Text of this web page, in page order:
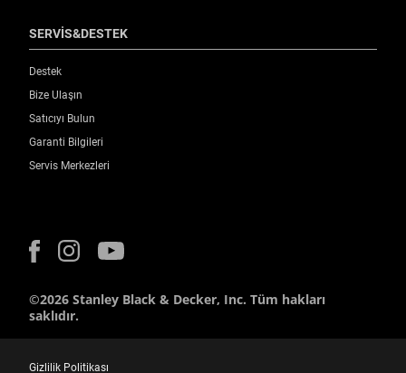
SERVİS&DESTEK
Destek
Bize Ulaşın
Satıcıyı Bulun
Garanti Bilgileri
Servis Merkezleri
©2026 Stanley Black & Decker, Inc. Tüm hakları
saklıdır.
Gizlilik Politikası